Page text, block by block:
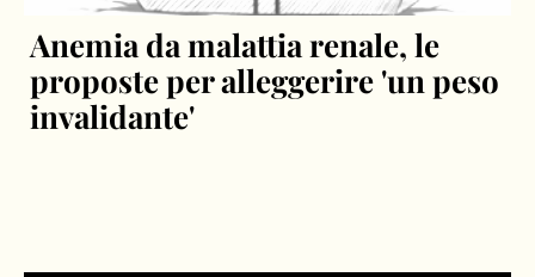
Anemia da malattia renale, le
proposte per alleggerire 'un peso
invalidante'